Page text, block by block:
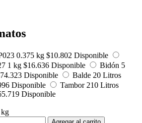
0.375 kg $10.802 Disponible
1 kg $16.636 Disponible
Bidón 5
74.323 Disponible
Balde 20 Litros
Disponible
Tambor 210 Litros
Disponible
kg